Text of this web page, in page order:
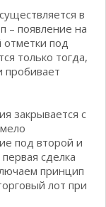
в
– появление на
отметки под
только тогда,
пробивает
закрывается с
под второй и
сделка
принцип
лот при